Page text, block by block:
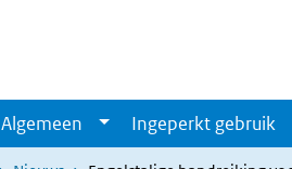
Algemeen Ingeperkt gebruik